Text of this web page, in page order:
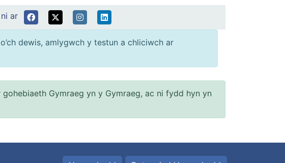
ar
dewis, amlygwch y testun a chliciwch ar
Gymraeg yn y Gymraeg, ac ni fydd hyn yn